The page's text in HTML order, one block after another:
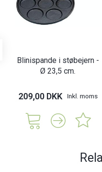
Blinispande i støbejern -
Ø 23,5 cm.
209,00 DKK Inkl. moms